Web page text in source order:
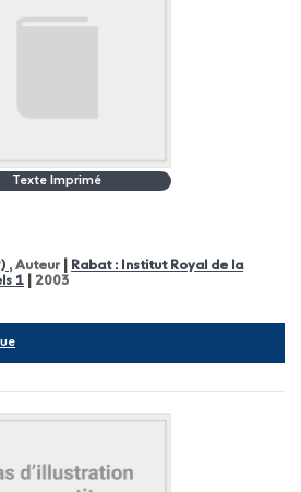
Texte Imprimé
, Auteur
Rabat : Institut Royal de la
1 2003